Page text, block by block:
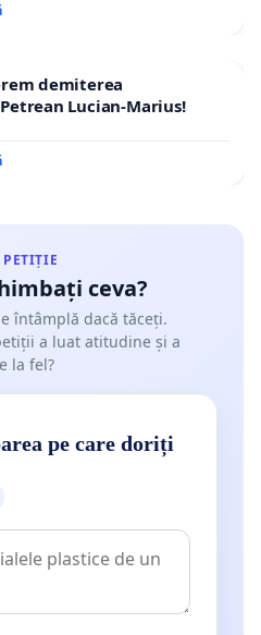
demiterea
Lucian-Marius!
ceva?
întâmplă dacă tăceți.
a luat atitudine și a
la fel?
pe care doriți